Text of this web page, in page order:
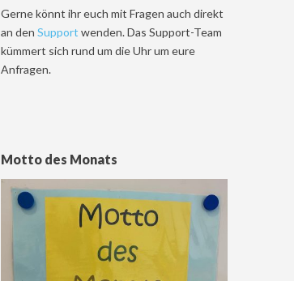
Gerne könnt ihr euch mit Fragen auch direkt
an den Support wenden. Das Support-Team
kümmert sich rund um die Uhr um eure
Anfragen.
Motto des Monats